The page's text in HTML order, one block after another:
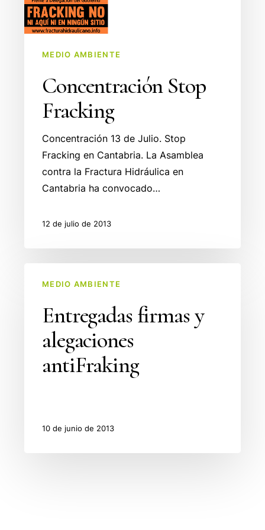
MEDIO AMBIENTE
Concentración Stop
Fracking
Concentración 13 de Julio. Stop
Fracking en Cantabria. La Asamblea
contra la Fractura Hidráulica en
Cantabria ha convocado…
12 de julio de 2013
firmas
alegaciones
antiFraking
MEDIO AMBIENTE
Entregadas firmas y
alegaciones
antiFraking
10 de junio de 2013